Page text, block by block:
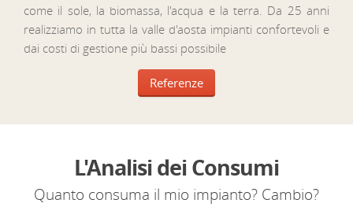
come il sole, la biomassa, l'acqua e la terra. Da 25 anni
realizziamo in tutta la valle d'aosta impianti confortevoli e
dai costi di gestione più bassi possibile
Referenze
L'Analisi dei Consumi
Quanto consuma il mio impianto? Cambio?